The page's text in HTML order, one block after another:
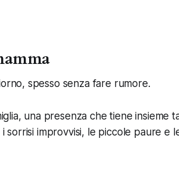
spesso senza fare rumore.
una presenza che tiene insieme
sorrisi improvvisi, le piccole paure e